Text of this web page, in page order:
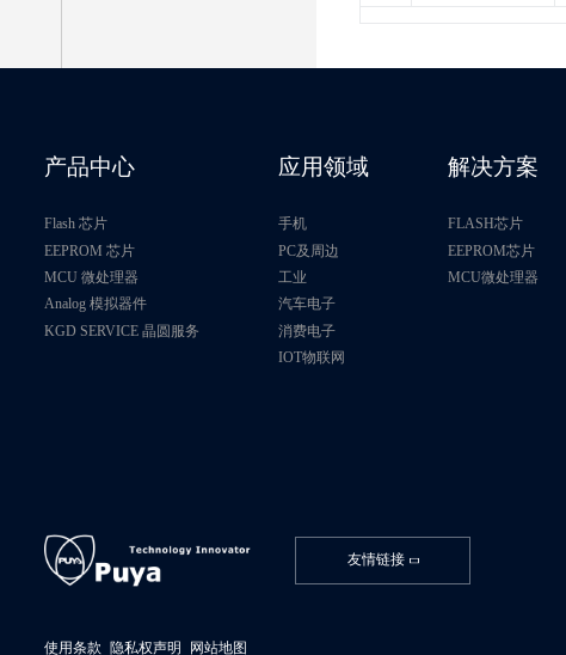
产品中心
Flash 芯片
EEPROM 芯片
MCU 微处理器
Analog 模拟器件
KGD SERVICE 晶圆服务
应用领域
手机
PC及周边
工业
汽车电子
消费电子
IOT物联网
解决方案
FLASH芯片
EEPROM芯片
MCU微处理器
友情链接
使用条款 隐私权声明 网站地图